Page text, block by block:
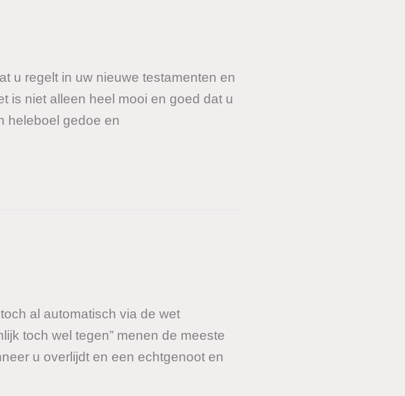
u regelt in uw nieuwe testamenten en
is niet alleen heel mooi en goed dat u
heleboel gedoe en
al automatisch via de wet
toch wel tegen” menen de meeste
u overlijdt en een echtgenoot en